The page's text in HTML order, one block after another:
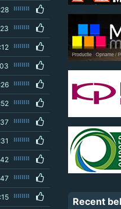
Recent